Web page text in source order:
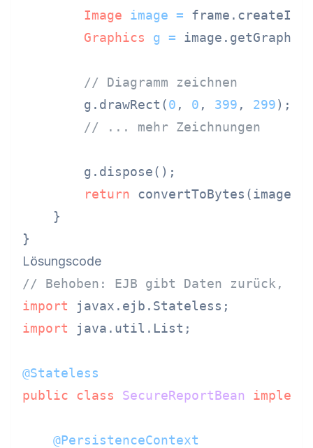
Image image =
Graphics
g =
// Diagramm zeichnen
        g.drawRect(
0 , 0 , 399 , 299);
// ... mehr Zeichnungen
        g.dispose();
return convertToBytes(image);
    }
Lösungscode
// Behoben: EJB gibt Daten zurück,
import
import java.util.List;
@Stateless
public
class SecureReportBean
@PersistenceContext